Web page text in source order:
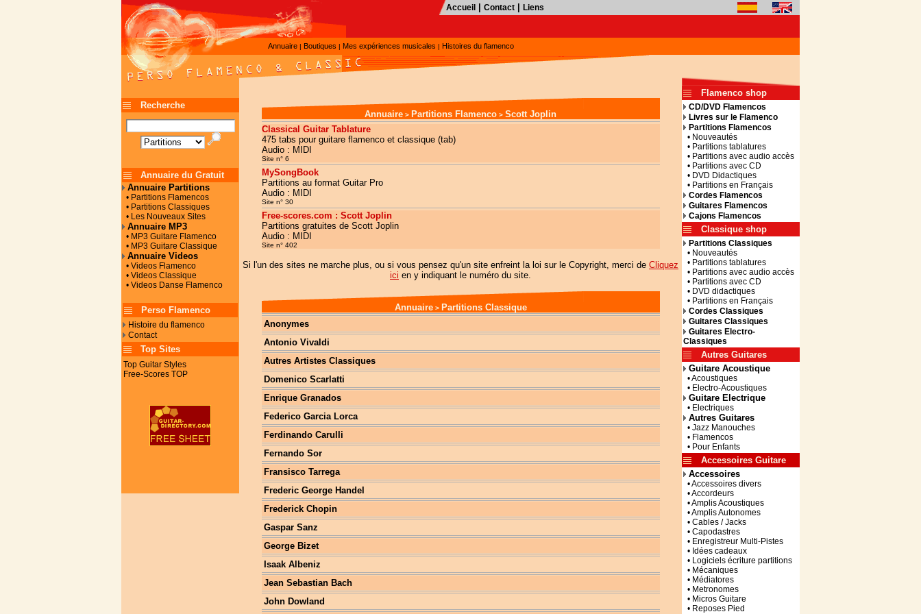
Accueil Contact Liens
Annuaire | Boutiques | Mes expériences musicales | Histoires du flamenco
Recherche
Annuaire du Gratuit
Annuaire Partitions
• Partitions Flamencos
• Partitions Classiques
• Les Nouveaux Sites
Annuaire MP3
• MP3 Guitare Flamenco
• MP3 Guitare Classique
Annuaire Videos
• Videos Flamenco
• Videos Classique
• Videos Danse Flamenco
Perso Flamenco
Histoire du flamenco
Contact
Top Sites
Top Guitar Styles
Free-Scores TOP
Annuaire > Partitions Flamenco > Scott Joplin
Classical Guitar Tablature
475 tabs pour guitare flamenco et classique (tab)
Audio : MIDI
Site n° 6
MySongBook
Partitions au format Guitar Pro
Audio : MIDI
Site n° 30
Free-scores.com : Scott Joplin
Partitions gratuites de Scott Joplin
Audio : MIDI
Site n° 402
Si l'un des sites ne marche plus, ou si vous pensez qu'un site enfreint la loi sur le Copyright, merci de Cliquez
ici en y indiquant le numéro du site.
Annuaire> Partitions Classique
Anonymes
Antonio Vivaldi
Autres Artistes Classiques
Domenico Scarlatti
Enrique Granados
Federico Garcia Lorca
Ferdinando Carulli
Fernando Sor
Fransisco Tarrega
Frederic George Handel
Frederick Chopin
Gaspar Sanz
George Bizet
Isaak Albeniz
Jean Sebastian Bach
John Dowland
Flamenco shop
CD/DVD Flamencos
Livres sur le Flamenco
Partitions Flamencos
• Nouveautés
• Partitions tablatures
• Partitions avec audio accès
• Partitions avec CD
• DVD Didactiques
• Partitions en Français
Cordes Flamencos
Guitares Flamencos
Cajons Flamencos
Classique shop
Partitions Classiques
• Nouveautés
• Partitions tablatures
• Partitions avec audio accès
• Partitions avec CD
• DVD didactiques
• Partitions en Français
Cordes Classiques
Guitares Classiques
Guitares Electro-
Classiques
Autres Guitares
Guitare Acoustique
• Acoustiques
• Electro-Acoustiques
Guitare Electrique
• Electriques
Autres Guitares
• Jazz Manouches
• Flamencos
• Pour Enfants
Accessoires Guitare
Accessoires
• Accessoires divers
• Accordeurs
• Amplis Acoustiques
• Amplis Autonomes
• Cables / Jacks
• Capodastres
• Enregistreur Multi-Pistes
• Idées cadeaux
• Logiciels écriture partitions
• Mécaniques
• Médiatores
• Metronomes
• Micros Guitare
• Reposes Pied